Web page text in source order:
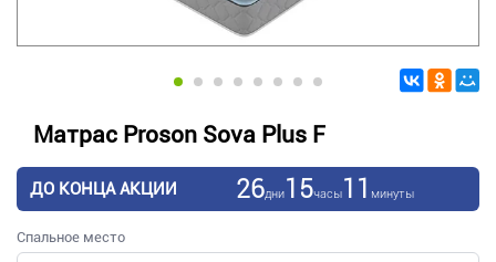
Матрас Proson Sova Plus F
ДО КОНЦА АКЦИИ 26дни15часы11 минуты
Спальное место